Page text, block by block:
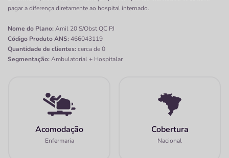
pagar a diferença diretamente ao hospital internado.
Nome do Plano:Amil 20 S/Obst QC PJ
Código Produto ANS:466043119
Quantidade de clientes:cerca de 0
Segmentação:Ambulatorial + Hospitalar
Acomodação
Enfermaria
Cobertura
Nacional